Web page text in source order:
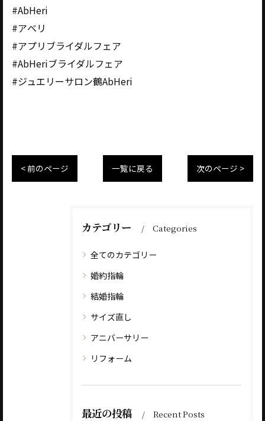
#AbHeri
#アベリ
#アプリブライダルフェア
#AbHeriブライダルフェア
#ジュエリーサロン鶴AbHeri
< 前のページ 一覧に戻る 次のページ >
カテゴリー Categories
全てのカテゴリー
婚約指輪
結婚指輪
サイズ直し
アニバーサリー
リフォーム
最近の投稿 Recent Posts